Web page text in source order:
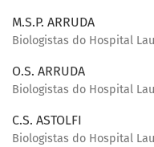
M.S.P. ARRUDA
Biologistas do Hospital
O.S. ARRUDA
Biologistas do Hospital
C.S. ASTOLFI
Biologistas do Hospital